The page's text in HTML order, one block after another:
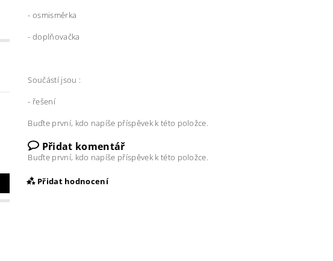
- osmisměrka
- doplňovačka
Součástí jsou :
- řešení
Buďte první, kdo napíše příspěvek k této položce.
Přidat komentář
Buďte první, kdo napíše příspěvek k této položce.
Přidat hodnocení